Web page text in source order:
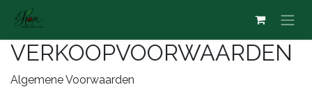
Overslaan naar inhoud
VERKOOPVOORWAARDEN
Algemene Voorwaarden